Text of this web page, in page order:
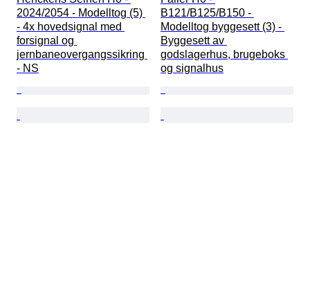
2024/2054 - Modelltog (5)
- 4x hovedsignal med
forsignal og
jernbaneovergangssikring
- NS
B121/B125/B150 -
Modelltog byggesett (3) -
Byggesett av
godslagerhus, brugeboks
og signalhus